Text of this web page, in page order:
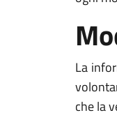
La
che la